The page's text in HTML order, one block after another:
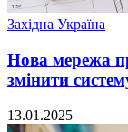
Західна Україна
Нова мережа
змінити
13.01.2025